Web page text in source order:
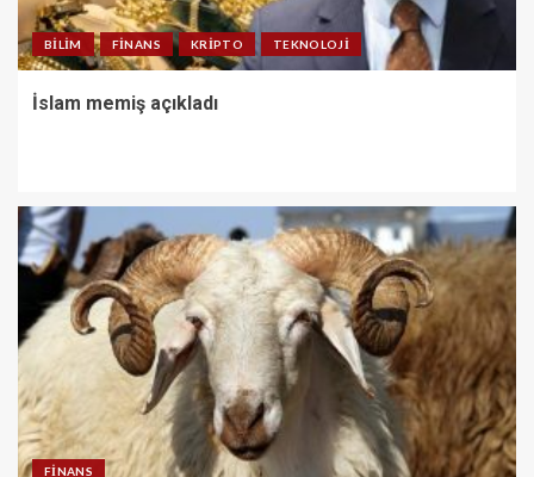
BILIM FINANS KRIPTO TEKNOLOJI
İslam memiş açıkladı
FINANS